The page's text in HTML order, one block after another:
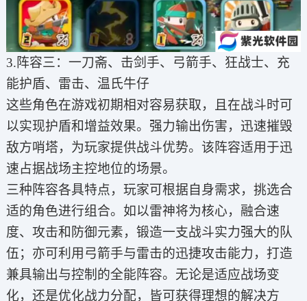
3.阵容三：一刀斋、击剑手、弓箭手、狂战士、充
能护盾、雷击、温氏牛仔
这些角色在游戏初期相对容易获取，且在战斗时可
以实现护盾和增益效果。强力输出伤害，迅速摧毁
敌方哨塔，为玩家提供战斗优势。该阵容适用于迅
速占据战场主控地位的场景。
三种阵容各具特点，玩家可根据自身需求，挑选合
适的角色进行组合。如以雷神将为核心，融合速
度、攻击和防御元素，锻造一支战斗实力强大的队
伍；亦可利用弓箭手与雷击的迅捷攻击能力，打造
兼具输出与控制的全能阵容。无论是适应战场变
化，还是优化战力分配，皆可获得理想的解决方